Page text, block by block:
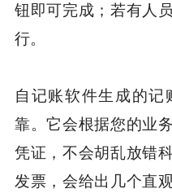
钮即可完成；若有人
行。
自记账软件生成的
靠。它会根据您的业
凭证，不会胡乱放错
发票，会给出几个直